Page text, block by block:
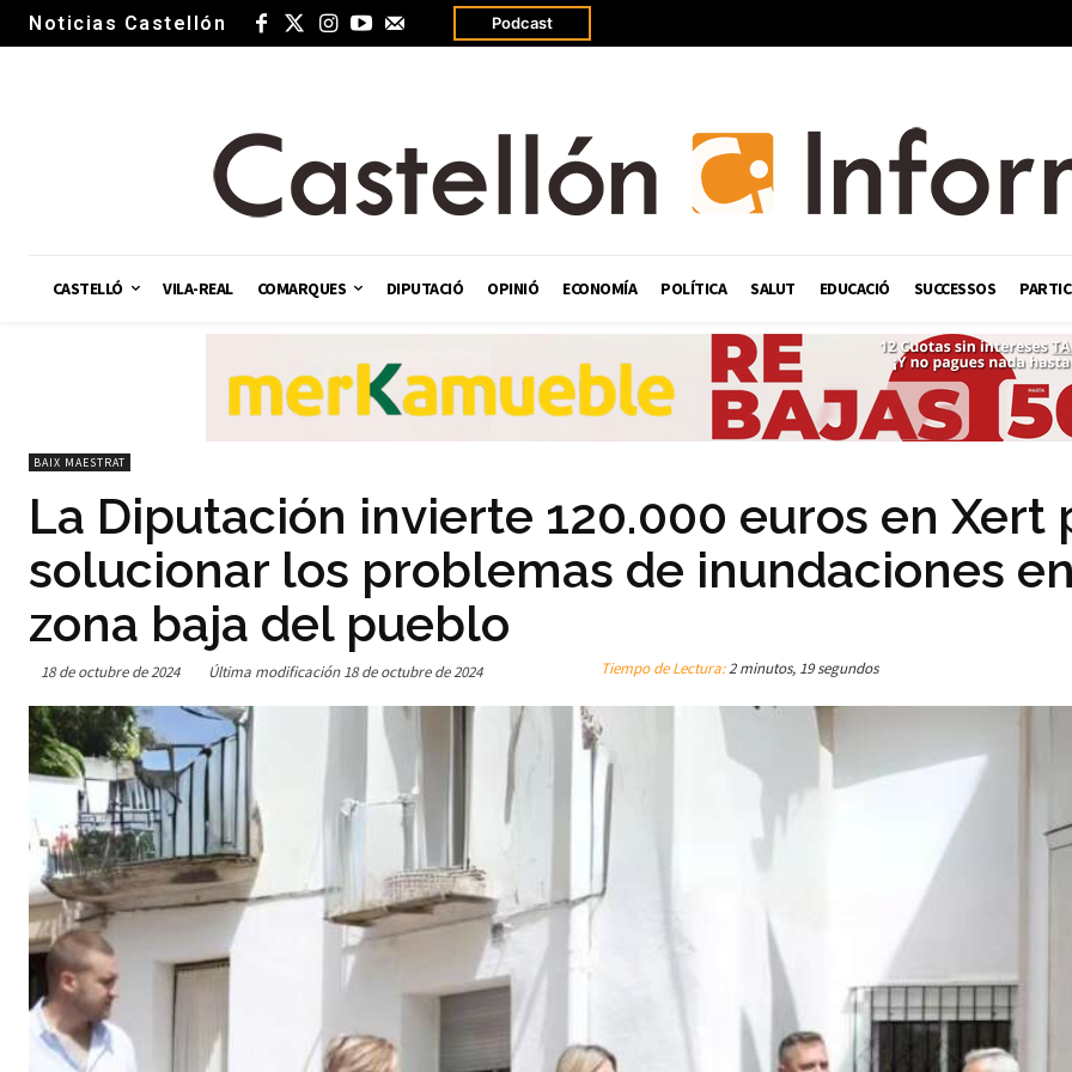
Noticias Castellón Podcast
CASTELLÓ VILA-REAL COMARQUES DIPUTACIÓ OPINIÓ ECONOMÍA POLÍTICA SALUT EDUCACIÓ SUCCESSOS
BAIX MAESTRAT
La Diputación invierte 120.000 euros en Xert
solucionar los problemas de inundaciones
zona baja del pueblo
18 de octubre de 2024 Última modificación 18 de octubre de 2024 Tiempo de Lectura:2 minutos, 19 segundos